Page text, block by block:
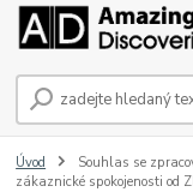
Úvod
Souhlas se
zákaznické spokojenosti od